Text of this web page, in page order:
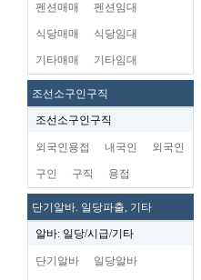
펜션매매 펜션임대
식당매매 식당임대
기타매매 기타임대
조선소구인구직
조선소구인구직
외국인용접 내국인 외국인
구인 구직 용접
단기알바. 일당파출, 기타
알바: 일당/시급/기타
단기알바 일당알바